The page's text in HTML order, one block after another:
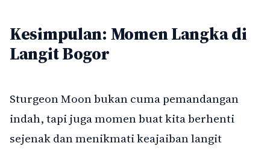
Kesimpulan: Momen Langka di
Langit Bogor
Sturgeon Moon bukan cuma pemandangan
indah, tapi juga momen buat kita berhenti
sejenak dan menikmati keajaiban langit